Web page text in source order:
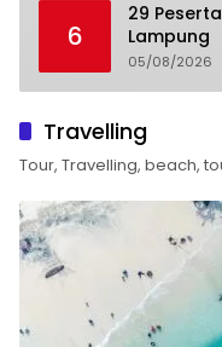
6
29 Peserta
Lampung
05/08/2026
Travelling
Tour, Travelling, beach,